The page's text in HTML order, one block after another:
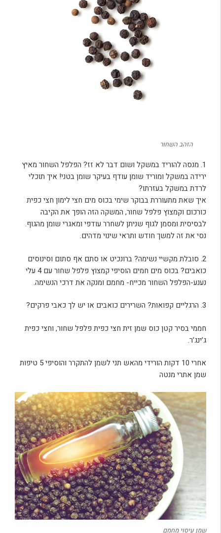
הזהב השחור
1. מנסה להוריד במשקל ושום דבר לא זז? הפלפל השחור מאיץ
ירידה במשקל ומוריד שומן עודף בעיקר שומן בטני! איך תוכלי
לרדת במשקל בעזרתו?
איך שאת מתעוררת בבוקר שימי בכוס מים חצי לימון חצי כפית
כורכום וקמצוץ פלפל שחור, המשקה הזה הופך את הקיבה
לבסיסית ומסמן לגוף שניתן לשחרר עודפי ומאגרי שומן מהגוף.
נסי את זה למשך חודש ותראי שינוי מדהים.
2. סובלת מקשיי נשימה? ברונכיט או סתם אף סתום וסינוסים
כואבים? בכוס מים חמים הוסיפי קמצוץ פלפל שחור עם 4 עלי
נענע-הפלפל השחור מכייח- מחמם ומנקה את דרכי הנשימה.
3. הרגליים קפואות? השרירים כואבים או יש לך כאבי פרקים?
חממי בסיר קטן כוס שמן זית חצי כפית פלפל שחור, וחצי כפית
ג’ינג’ר.
אחרי 10 דקות הורידי מהאש תני לשמן להתקרר והוסיפי 5 טיפות
שמן אתרי מנטה
שמן עיסוי מחמם